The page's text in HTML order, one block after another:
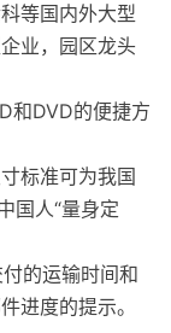
等国内外大型
业，园区龙头
和DVD的便捷方
标准可为我国
国人“量身定
的运输时间和
进度的提示。